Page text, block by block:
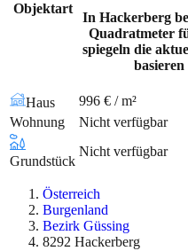
Objektart
In Hackerberg
Quadratmeter
spiegeln die
basieren
Haus
996 € / m²
Wohnung
Nicht verfügbar
Grundstück
Nicht verfügbar
Österreich
Burgenland
Bezirk Güssing
8292 Hackerberg